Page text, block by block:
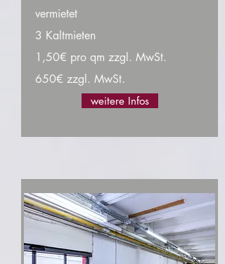
vermietet
3 Kaltmieten
1,50€ pro qm zzgl. MwSt.
650€ zzgl. MwSt.
weitere Infos